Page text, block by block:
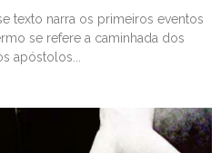
texto narra os primeiros eventos
se refere a caminhada dos
apóstolos...